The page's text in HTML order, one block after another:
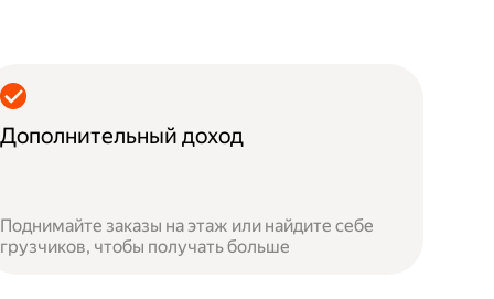
Дополнительный доход
Поднимайте заказы на этаж или найдите себе
грузчиков, чтобы получать больше